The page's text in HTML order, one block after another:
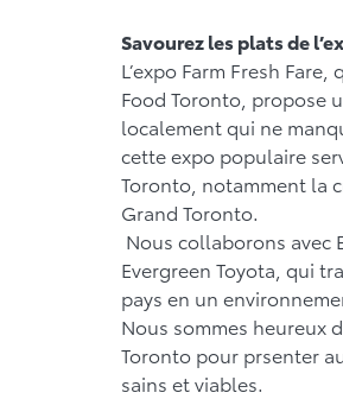
Savourez les plats de
L’expo Farm Fresh
Food Toronto, propose
localement qui ne
cette expo populaire
Toronto, notamment la
Grand Toronto.
Nous collaborons avec
Evergreen Toyota, qui
pays en un
Nous sommes heureux
Toronto pour prsenter
sains et viables.